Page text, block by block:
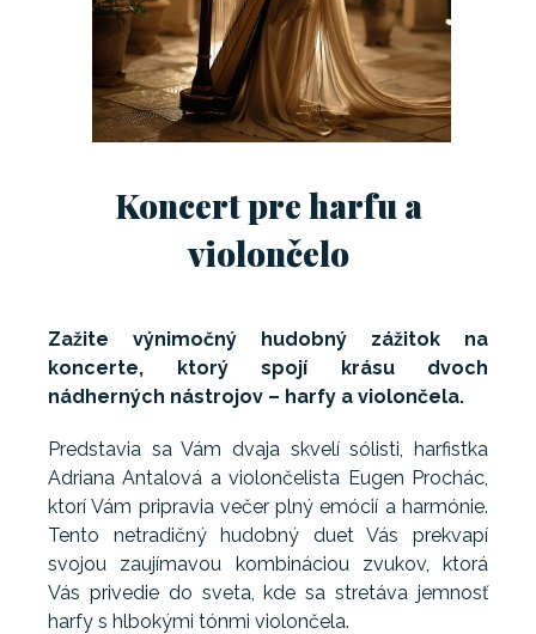
Koncert pre harfu a
violončelo
Zažite výnimočný hudobný zážitok na
koncerte, ktorý spojí krásu dvoch
nádherných nástrojov – harfy a violončela.
Predstavia sa Vám dvaja skvelí sólisti, harfistka
Adriana Antalová a violončelista Eugen Prochác,
ktorí Vám pripravia večer plný emócií a harmónie.
Tento netradičný hudobný duet Vás prekvapí
svojou zaujímavou kombináciou zvukov, ktorá
Vás privedie do sveta, kde sa stretáva jemnosť
harfy s hlbokými tónmi violončela.